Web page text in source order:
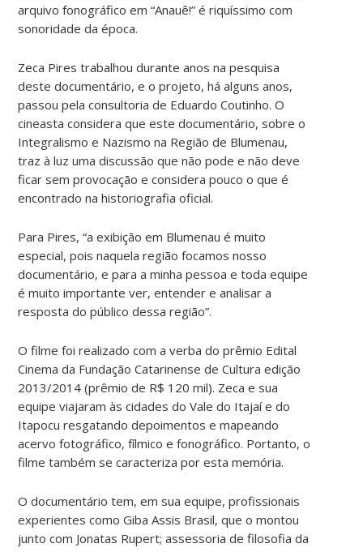
arquivo fonográfico em “Anauê!” é riquíssimo com
sonoridade da época.
Zeca Pires trabalhou durante anos na pesquisa
deste documentário, e o projeto, há alguns anos,
passou pela consultoria de Eduardo Coutinho. O
cineasta considera que este documentário, sobre o
Integralismo e Nazismo na Região de Blumenau,
traz à luz uma discussão que não pode e não deve
ficar sem provocação e considera pouco o que é
encontrado na historiografia oficial.
Para Pires, “a exibição em Blumenau é muito
especial, pois naquela região focamos nosso
documentário, e para a minha pessoa e toda equipe
é muito importante ver, entender e analisar a
resposta do público dessa região”.
O filme foi realizado com a verba do prêmio Edital
Cinema da Fundação Catarinense de Cultura edição
2013/2014 (prêmio de R$ 120 mil). Zeca e sua
equipe viajaram às cidades do Vale do Itajaí e do
Itapocu resgatando depoimentos e mapeando
acervo fotográfico, fílmico e fonográfico. Portanto, o
filme também se caracteriza por esta memória.
O documentário tem, em sua equipe, profissionais
experientes como Giba Assis Brasil, que o montou
junto com Jonatas Rupert; assessoria de filosofia da